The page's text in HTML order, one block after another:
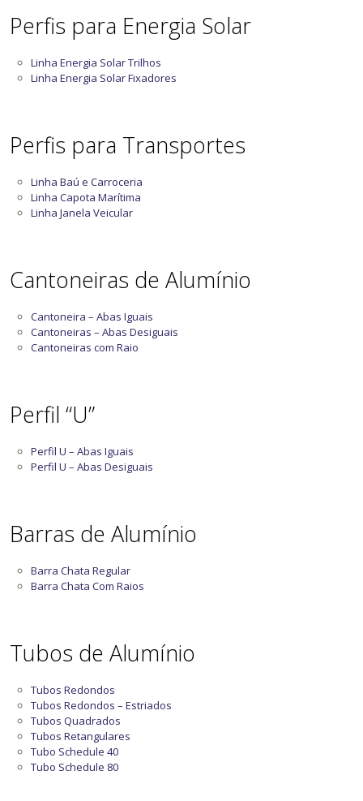
Perfis para Energia Solar
Linha Energia Solar Trilhos
Linha Energia Solar Fixadores
Perfis para Transportes
Linha Baú e Carroceria
Linha Capota Marítima
Linha Janela Veicular
Cantoneiras de Alumínio
Cantoneira – Abas Iguais
Cantoneiras – Abas Desiguais
Cantoneiras com Raio
Perfil “U”
Perfil U – Abas Iguais
Perfil U – Abas Desiguais
Barras de Alumínio
Barra Chata Regular
Barra Chata Com Raios
Tubos de Alumínio
Tubos Redondos
Tubos Redondos – Estriados
Tubos Quadrados
Tubos Retangulares
Tubo Schedule 40
Tubo Schedule 80